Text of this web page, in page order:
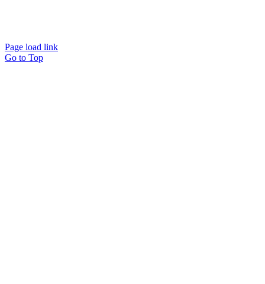
Page load link
Go to Top